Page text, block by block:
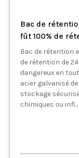
Bac de
fût 100% de
Bac de rétention
de rétention de
dangereux en
acier galvanisé
stockage
chimiques ou infl...